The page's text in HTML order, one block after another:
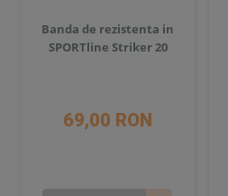
Banda de rezistenta in
SPORTline Striker 20
69,00 RON